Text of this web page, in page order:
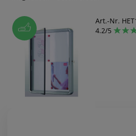
Art.-Nr.
4.2/5